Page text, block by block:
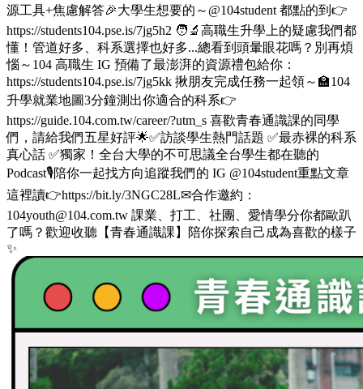
源工具+焦慮解答🎉大學生想要的～@104student 都點的到👉
https://students104.pse.is/7jg5h2 🧑‍🔬高職生升學上的疑慮我們都
懂！管道好多、科系選擇也好多...總看到頭暈眼花嗎？別再煩
惱～104 高職生 IG 預備了最澎湃的資源禮包給你：
https://students104.pse.is/7jg5kk 揪朋友完成任務一起領～🏫104
升學就業地圖3分鐘測出你適合的科系👉
https://guide.104.com.tw/career/?utm_s 喜歡青春通識課的同學
們，請給我們五星好評🌟✅訪談學生熱門話題 ✅最赤裸的科系
真心話 ✅獨家！全台大學的不可思議全台學生都在聽的
Podcast🎙️陪你一起找方向追蹤我們的 IG @104student重點文章
這裡讀👉https://bit.ly/3NGC28L✉合作邀約：
104youth@104.com.tw 課業、打工、社團、愛情學分你都歐趴
了嗎？歡迎收聽【青春通識課】陪你探索自己成為喜歡的樣子
✨